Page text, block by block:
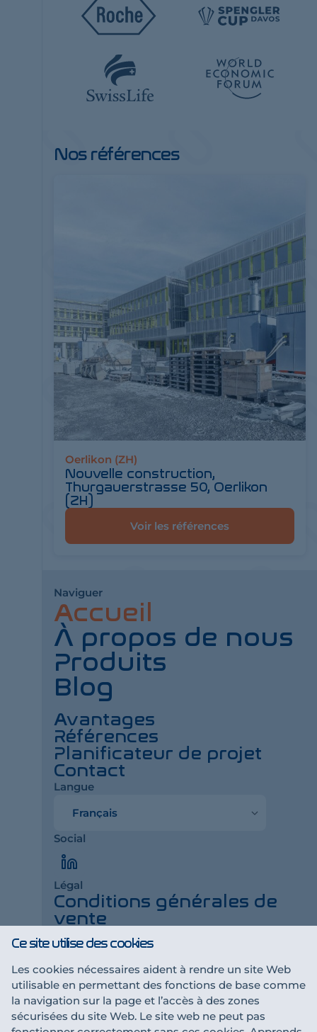
Ce site utilise des cookies
Les cookies nécessaires aident à rendre un site Web
utilisable en permettant des fonctions de base comme
la navigation sur la page et l’accès à des zones
sécurisées du site Web. Le site web ne peut pas
Nos références
Oerlikon (ZH)
Nouvelle construction,
Thurgauerstrasse 50, Oerlikon
(ZH)
Voir les références
Naviguer
Accueil
À propos de nous
Produits
Blog
Avantages
Références
Planificateur de projet
Contact
Langue
Social
LinkedIn
Légal
Conditions générales de
vente
Impressum
Déclaration de
confidentialité
Une collaboration t'intéresse ?
Devenir partenaire